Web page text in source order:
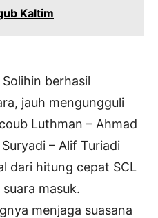
Kaltim
berhasil
jauh mengungguli
Luthman – Ahmad
– Alif Turiadi
dari hitung cepat SCL
masuk.
menjaga suasana